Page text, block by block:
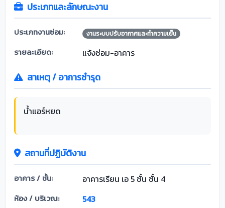
ประเภทและลักษณะงาน
ประเภทงานซ่อม: งานระบบปรับอากาศและทำความเย็น
รายละเอียด: แจ้งซ่อม-อาคาร
สาเหตุ / อาการชำรุด
น้ำแอร์หยด
สถานที่ปฏิบัติงาน
อาคาร / ชั้น: อาคารเรียน เอ 5 ชั้น ชั้น 4
ห้อง / บริเวณ: 543